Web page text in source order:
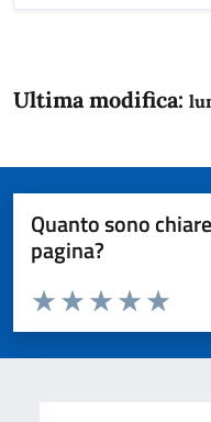
Ultima modifica:
Quanto sono
pagina?
Domanda
Valuta da 1 a 5 stelle la pagina
Valuta
Valuta 4
Valuta 3 stelle
Valuta 2 stelle su 5
Valuta 1 stelle su 5